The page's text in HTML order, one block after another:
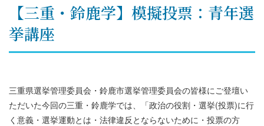
【三重・鈴鹿学】模擬投票：青年選
挙講座
三重県選挙管理委員会・鈴鹿市選挙管理委員会の皆様にご登壇い
ただいた今回の三重・鈴鹿学では、「政治の役割・選挙(投票)に行
く意義・選挙運動とは・法律違反とならないために・投票の方